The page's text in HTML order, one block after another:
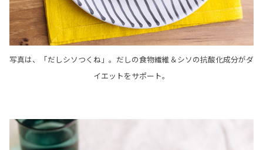
写真は、「だしシソつくね」。だしの食物繊維＆シソの抗酸化成分がダ
イエットをサポート。